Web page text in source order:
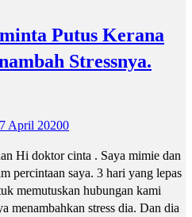
Putus Kerana
Stressnya.
April 20200
Hi doktor cinta . Saya mimie dan
percintaan saya. 3 hari yang lepas
memutuskan hubungan kami
menambahkan stress dia. Dan dia